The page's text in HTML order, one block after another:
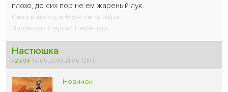
плохо, до сих пор не ем жареный лук.
Сила в мозгу, в Боге лишь вера.
Дартвидан Сергей Перегуда
Настюшка
#2506 15.05.2010 21:05 GMT
Новичок